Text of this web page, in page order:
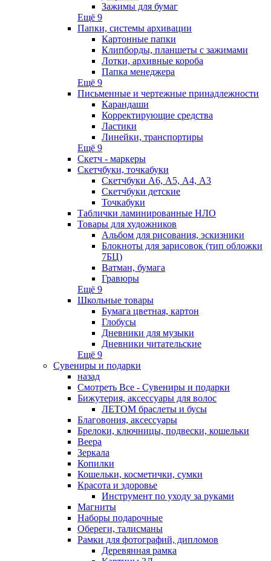
Зажимы для бумаг
Ещё 9
Папки, системы архивации
Картонные папки
Клипборды, планшеты с зажимами
Лотки, архивные короба
Папка менеджера
Ещё 9
Письменные и чертежные принадлежности
Карандаши
Корректирующие средства
Ластики
Линейки, транспортиры
Ещё 9
Скетч - маркеры
Скетчбуки, точкабуки
Скетчбуки А6, А5, А4, А3
Скетчбуки детские
Точкабуки
Таблички ламинированные НЛО
Товары для художников
Альбом для рисования, эскизники
Блокноты для зарисовок (тип обложки
7БЦ)
Ватман, бумага
Гравюры
Ещё 9
Школьные товары
Бумага цветная, картон
Глобусы
Дневники для музыки
Дневники читательские
Ещё 9
Сувениры и подарки
назад
Смотреть Все - Сувениры и подарки
Бижутерия, аксессуары для волос
ЛЕТОМ браслеты и бусы
Благовония, аксессуары
Брелоки, ключницы, подвески, кошельки
Веера
Зеркала
Копилки
Кошельки, косметички, сумки
Красота и здоровье
Инструмент по уходу за руками
Магниты
Наборы подарочные
Обереги, талисманы
Рамки для фотографий, дипломов
Деревянная рамка